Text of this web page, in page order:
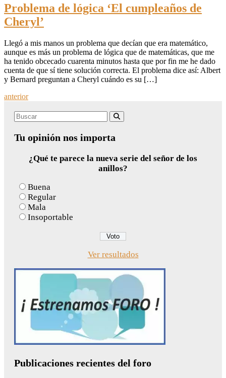
Problema de lógica ‘El cumpleaños de
Cheryl’
Llegó a mis manos un problema que decían que era matemático,
aunque es más un problema de lógica que de matemáticas, que me
ha tenido obcecado cuarenta minutos hasta que por fin me he dado
cuenta de que sí tiene solución correcta. El problema dice así: Albert
y Bernard preguntan a Cheryl cuándo es su […]
Posts
navigation
anterior
Search
Tu opinión nos importa
¿Qué te parece la nueva serie del señor de los
anillos?
Buena
Regular
Mala
Insoportable
Ver resultados
Publicaciones recientes del foro